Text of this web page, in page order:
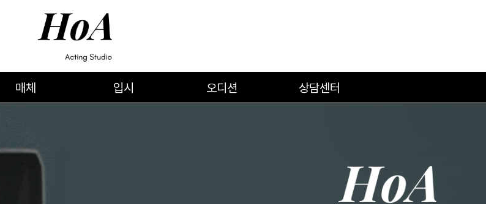
매체 입시 오디션 상담센터